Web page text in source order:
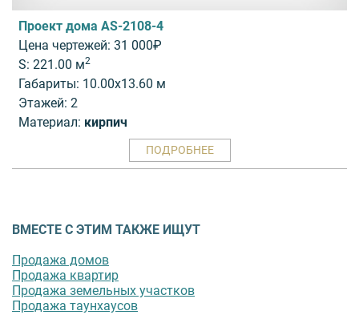
Проект дома AS-2108-4
Цена чертежей: 31 000₽
S: 221.00 м2
Габариты: 10.00x13.60 м
Этажей: 2
Материал: кирпич
ПОДРОБНЕЕ
ВМЕСТЕ С ЭТИМ ТАКЖЕ ИЩУТ
Продажа домов
Продажа квартир
Продажа земельных участков
Продажа таунхаусов